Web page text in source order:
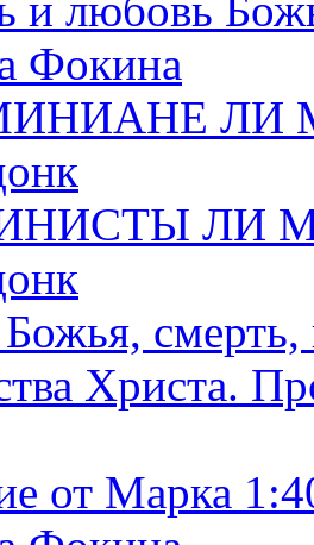
Фокина
ЛИ
ЛИ
смерть,
Христа.
от Марка